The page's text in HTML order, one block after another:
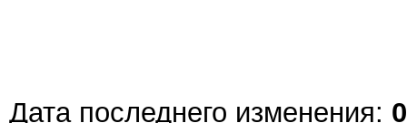
Дата последнего изменения: